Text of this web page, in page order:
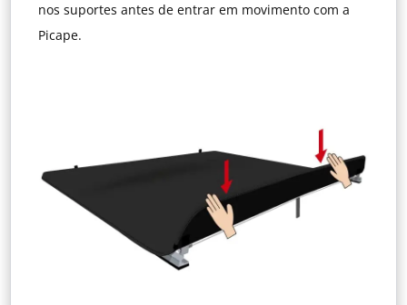
nos suportes antes de entrar em movimento com a
Picape.